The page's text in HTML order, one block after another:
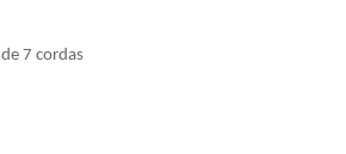
7 cordas